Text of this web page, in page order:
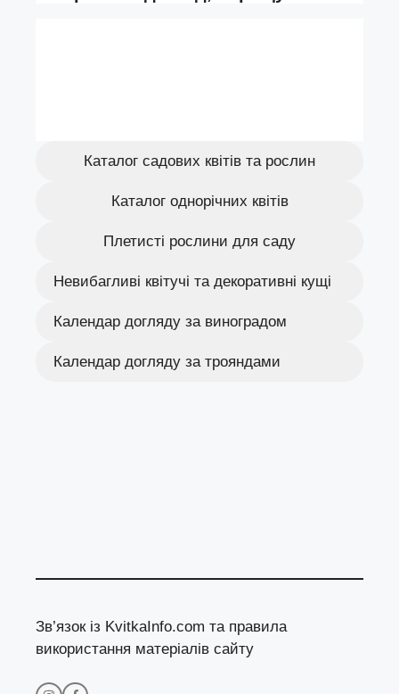
Каталог садових квітів та рослин
Каталог однорічних квітів
Плетисті рослини для саду
Невибагливі квітучі та декоративні кущі
Календар догляду за виноградом
Календар догляду за трояндами
Зв’язок із KvitkaInfo.com та правила
використання матеріалів сайту